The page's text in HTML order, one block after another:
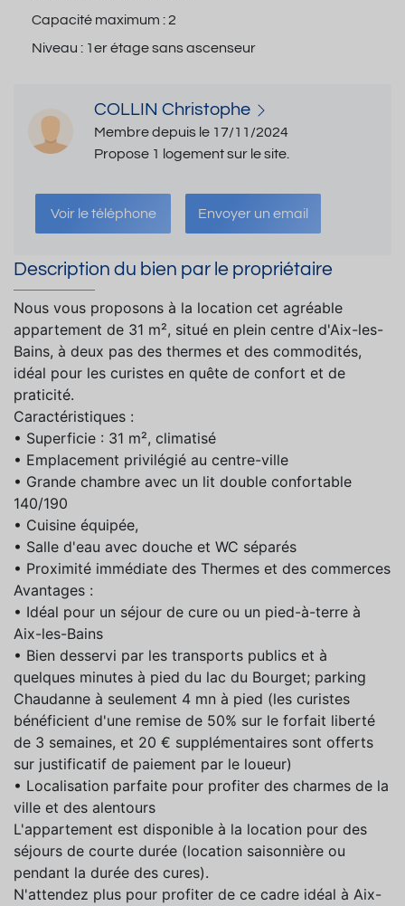
Capacité maximum :2
Niveau : 1er étage sans ascenseur
COLLIN Christophe
Membre depuis le 17/11/2024
Propose 1 logement sur le site.
Voir le téléphone Envoyer un email
Description du bien par le propriétaire
Nous vous proposons à la location cet agréable
appartement de 31 m², situé en plein centre d'Aix-les-
Bains, à deux pas des thermes et des commodités,
idéal pour les curistes en quête de confort et de
praticité.
Caractéristiques :
• Superficie : 31 m², climatisé
• Emplacement privilégié au centre-ville
• Grande chambre avec un lit double confortable
140/190
• Cuisine équipée,
• Salle d'eau avec douche et WC séparés
• Proximité immédiate des Thermes et des commerces
Avantages :
• Idéal pour un séjour de cure ou un pied-à-terre à
Aix-les-Bains
• Bien desservi par les transports publics et à
quelques minutes à pied du lac du Bourget; parking
Chaudanne à seulement 4 mn à pied (les curistes
bénéficient d'une remise de 50% sur le forfait liberté
de 3 semaines, et 20 € supplémentaires sont offerts
sur justificatif de paiement par le loueur)
• Localisation parfaite pour profiter des charmes de la
ville et des alentours
L'appartement est disponible à la location pour des
séjours de courte durée (location saisonnière ou
pendant la durée des cures).
N'attendez plus pour profiter de ce cadre idéal à Aix-